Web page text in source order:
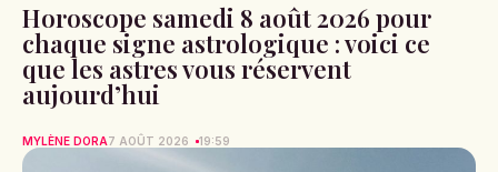
Horoscope samedi 8 août 2026 pour
chaque signe astrologique : voici ce
que les astres vous réservent
aujourd’hui
MYLÈNE DORA7 AOÛT 2026 19:59